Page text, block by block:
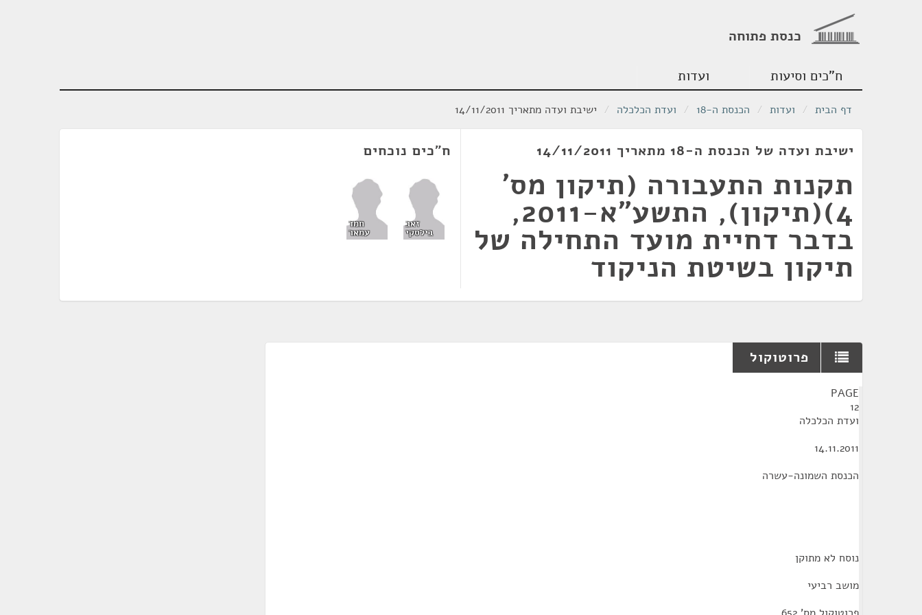
כנסת פתוחה
ח"כים וסיעות ועדות
דף הבית / ועדות / הכנסת ה-18 / ועדת הכלכלה / ישיבת ועדה מתאריך 14/11/2011
ישיבת ועדה של הכנסת ה-18 מתאריך 14/11/2011
תקנות התעבורה (תיקון מס'
4)(תיקון), התשע"א-2011,
בדבר דחיית מועד התחילה של
תיקון בשיטת הניקוד
ח"כים נוכחים
זאב
בילסקי
חמד
עמאר
פרוטוקול
PAGE
12
ועדת הכלכלה
14.11.2011
הכנסת השמונה-עשרה
נוסח לא מתוקן
מושב רביעי